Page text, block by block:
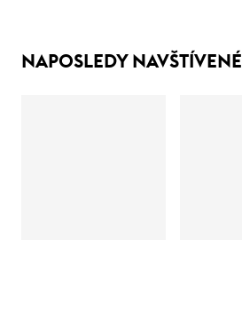
NAPOSLEDY NAVŠTÍVENÉ